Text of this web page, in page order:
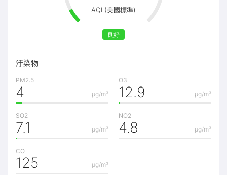
AQI (美國標準)
良好
汙染物
PM2.5
μg/m³
4
O3
μg/m³
12.9
SO2
μg/m³
7.1
NO2
μg/m³
4.8
CO
μg/m³
125